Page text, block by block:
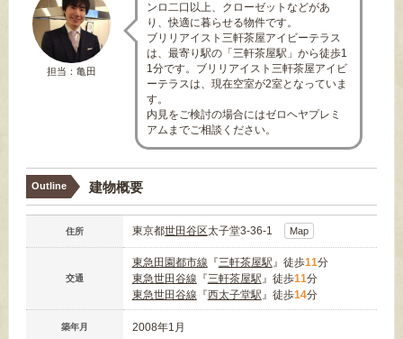
担当：亀田
ンロ二口以上、クローゼットなどがあ
り、快適に暮らせる物件です。
ブリリアイスト三軒茶屋アイビーテラス
は、最寄り駅の「三軒茶屋駅」から徒歩1
1分です。ブリリアイスト三軒茶屋アイビ
ーテラスは、現在空室が2室となっていま
す。
内見をご検討の場合にはゼロヘヤプレミ
アムまでご相談ください。
Outline 建物概要
住所 東京都世田谷区太子堂3-36-1 Map
交通
東急田園都市線 『三軒茶屋駅』徒歩11分
東急世田谷線 『三軒茶屋駅』徒歩11分
東急世田谷線 『西太子堂駅』徒歩14分
築年月 2008年1月